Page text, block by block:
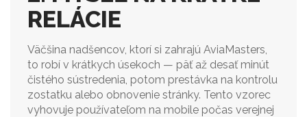
RELÁCIE
Väčšina nadšencov, ktorí si zahrajú AviaMasters,
to robí v krátkych úsekoch — päť až desať minút
čistého sústredenia, potom prestávka na kontrolu
zostatku alebo obnovenie stránky. Tento vzorec
vyhovuje používateľom na mobile počas verejnej